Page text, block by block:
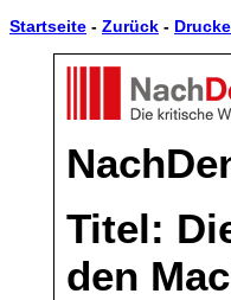
Startseite - Zurück -
Titel:
den